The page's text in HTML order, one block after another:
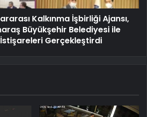
Kalkınma İşbirliği Ajansı,
Büyükşehir Belediyesi ile
Gerçekleştirdi